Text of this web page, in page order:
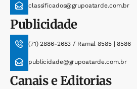
classificados@grupoatarde.com.br
Publicidade
(71) 2886-2683 / Ramal 8585 | 8586
publicidade@grupoatarde.com.br
Canais e Editorias